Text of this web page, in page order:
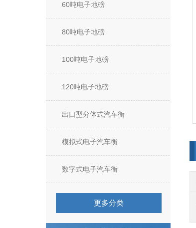
60吨电子地磅
80吨电子地磅
100吨电子地磅
120吨电子地磅
出口型分体式汽车衡
模拟式电子汽车衡
数字式电子汽车衡
更多分类